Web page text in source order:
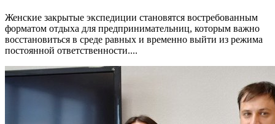
Женские закрытые экспедиции становятся востребованным
форматом отдыха для предпринимательниц, которым важно
восстановиться в среде равных и временно выйти из режима
постоянной ответственности....